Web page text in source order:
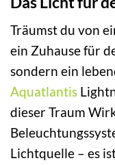
Träumst du von
ein Zuhause für
sondern ein
Aquatlantis
dieser Traum
Lichtquelle – es